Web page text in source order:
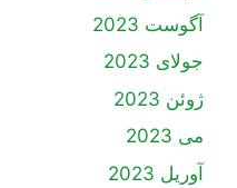
آگوست 2023
جولای 2023
ژوئن 2023
می 2023
آوریل 2023